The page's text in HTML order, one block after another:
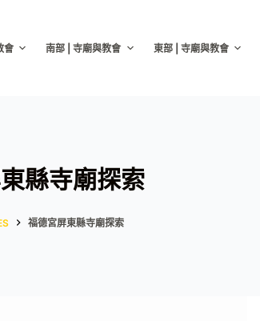
會 南部 | 寺廟與教會 東部 | 寺廟與教會
縣寺廟探索
福德宮屏東縣寺廟探索